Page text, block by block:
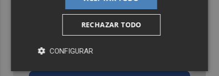
Recibe toda la actualidad de
RECHAZAR TODO
CONFIGURAR